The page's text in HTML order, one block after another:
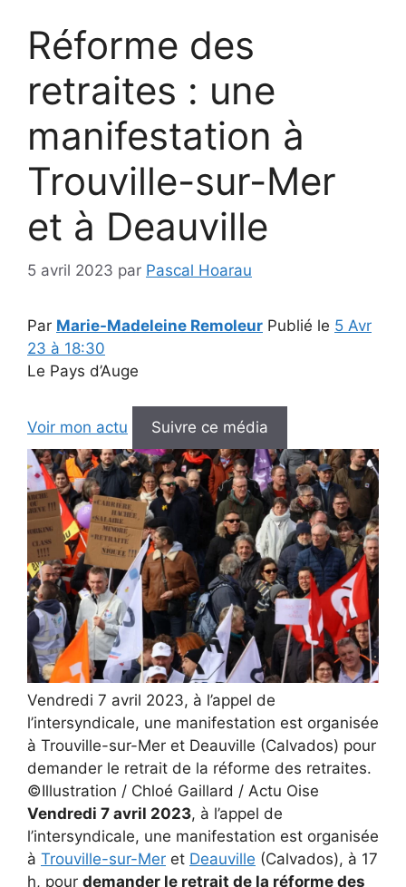
Réforme des
retraites : une
manifestation à
Trouville-sur-Mer
et à Deauville
5 avril 2023 par Pascal Hoarau
Par Marie-Madeleine Remoleur Publié le 5 Avr
23 à 18:30
Le Pays d’Auge
Voir mon actu Suivre ce média
Vendredi 7 avril 2023, à l’appel de
l’intersyndicale, une manifestation est organisée
à Trouville-sur-Mer et Deauville (Calvados) pour
demander le retrait de la réforme des retraites.
©Illustration / Chloé Gaillard / Actu Oise
Vendredi 7 avril 2023, à l’appel de
l’intersyndicale, une manifestation est organisée
à Trouville-sur-Mer et Deauville (Calvados), à 17
h, pour demander le retrait de la réforme des